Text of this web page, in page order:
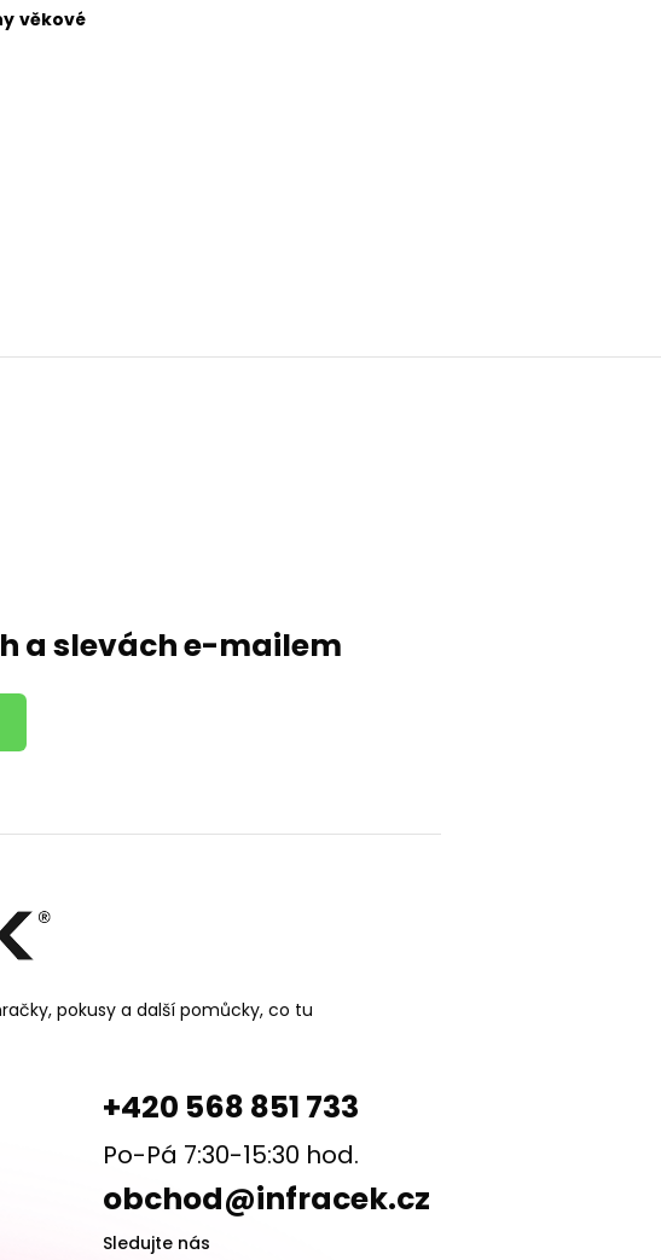
věkové
a slevách e-mailem
pokusy a další pomůcky, co tu
+420 568 851 733
Po-Pá 7:30-15:30 hod.
obchod@infracek.cz
Sledujte nás